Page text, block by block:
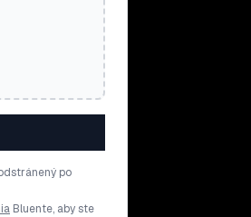
po
Bluente, aby ste